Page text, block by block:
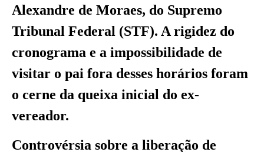
Alexandre de Moraes, do Supremo
Tribunal Federal (STF). A rigidez do
cronograma e a impossibilidade de
visitar o pai fora desses horários foram
o cerne da queixa inicial do ex-
vereador.
Controvérsia sobre a liberação de